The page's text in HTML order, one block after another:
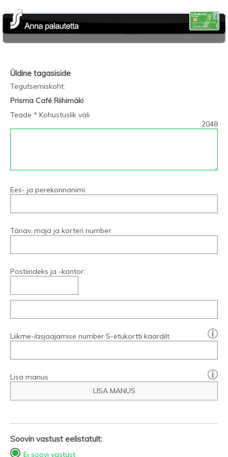
Üldine tagasiside
Tegutsemiskoht:
Prisma Café Riihimäki
Teade * Kohustuslik väli
2048
Ees- ja perekonnanimi:
Tänav, maja ja korteri number:
Postiindeks ja -kontor:
Liikme-/asjaajamise number S-etukortti kaardilt
Lisa manus
LISA MANUS
Soovin vastust eelistatult:
Ei soovi vastust